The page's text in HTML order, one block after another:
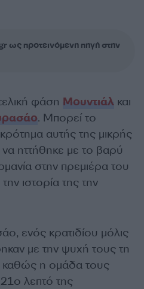
ως προτεινόμενη πηγή στην
φάση Μουντιάλ και
. Μπορεί το
αυτής της μικρής
ηττήθηκε με το βαρύ
στην πρεμιέρα του
ιστορία της την
ενός κρατιδίου μόλις
με την ψυχή τους τη
καθώς η ομάδα τους
λεπτό της